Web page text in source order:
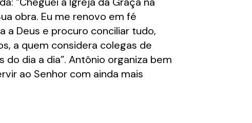
obra. Eu me renovo em fé
a Deus e procuro conciliar tudo,
a quem considera colegas de
dia a dia”. Antônio organiza bem
ao Senhor com ainda mais